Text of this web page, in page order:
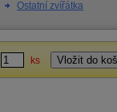
Ostatní zvířátka
ks